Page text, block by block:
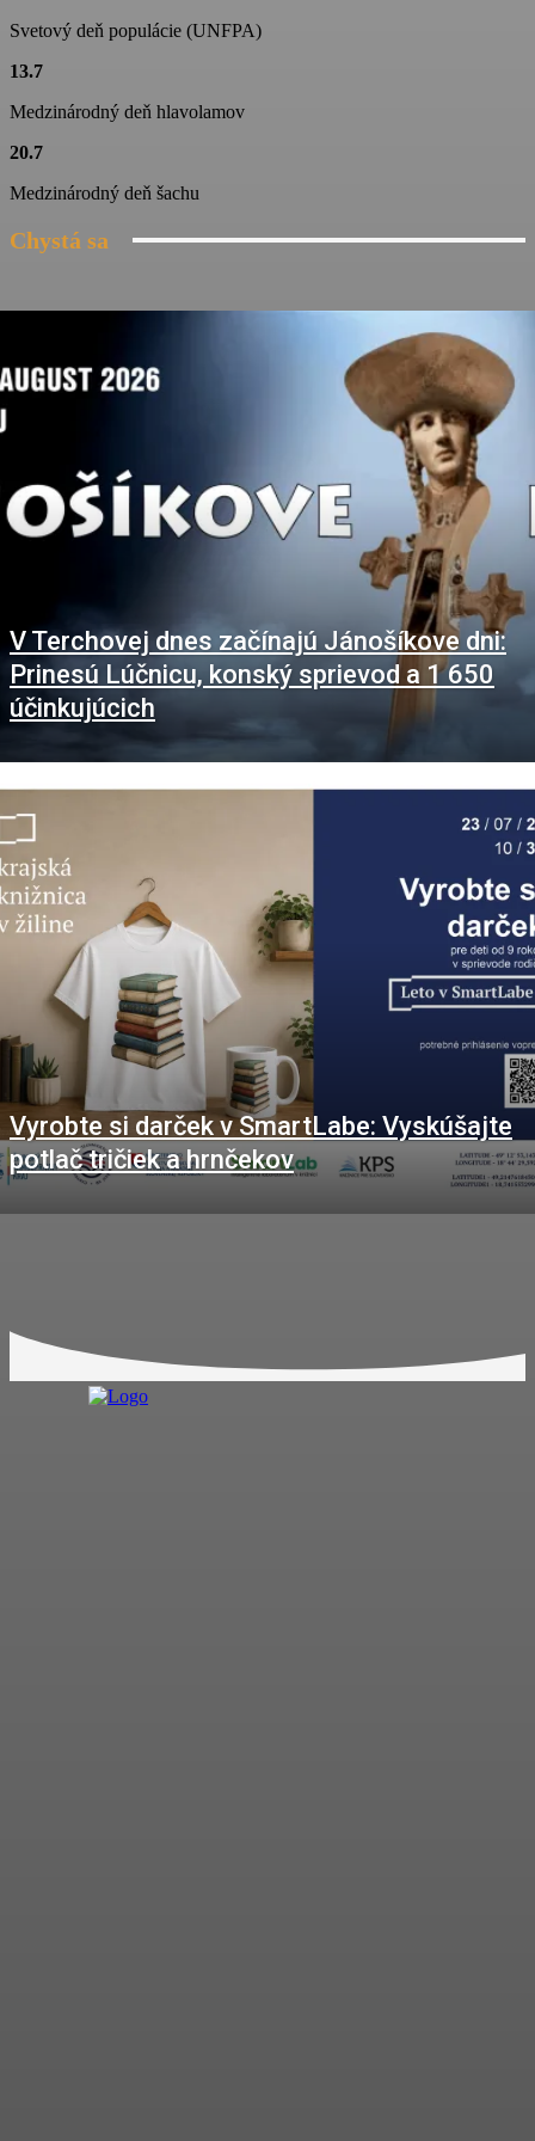
Svetový deň populácie (UNFPA)
13.7
Medzinárodný deň hlavolamov
20.7
Medzinárodný deň šachu
Chystá sa
V Terchovej dnes začínajú Jánošíkove dni:
Prinesú Lúčnicu, konský sprievod a 1 650
účinkujúcich
Vyrobte si darček v SmartLabe: Vyskúšajte
potlač tričiek a hrnčekov